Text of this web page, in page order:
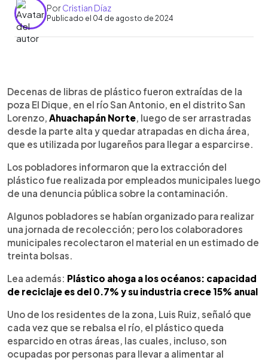
PorCristian Díaz
Publicado el 04 de agosto de 2024
Escuchar artículo
Decenas de libras de plástico fueron extraídas de la
poza El Dique, en el río San Antonio, en el distrito San
Lorenzo, Ahuachapán Norte , luego de ser arrastradas
desde la parte alta y quedar atrapadas en dicha área,
que es utilizada por lugareños para llegar a esparcirse.
Los pobladores informaron que la extracción del
plástico fue realizada por empleados municipales luego
de una denuncia pública sobre la contaminación.
Algunos pobladores se habían organizado para realizar
una jornada de recolección; pero los colaboradores
municipales recolectaron el material en un estimado de
treinta bolsas.
Lea además: Plástico ahoga a los océanos: capacidad
de reciclaje es del 0.7% y su industria crece 15% anual
Uno de los residentes de la zona, Luis Ruiz, señaló que
cada vez que se rebalsa el río, el plástico queda
esparcido en otras áreas, las cuales, incluso, son
ocupadas por personas para llevar a alimentar al